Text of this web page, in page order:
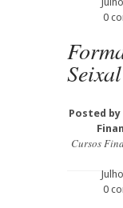
0
Seixal
Posted by
Cursos
0